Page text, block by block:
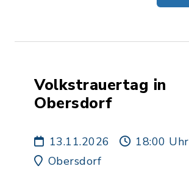
Volkstrauertag in
Obersdorf
13.11.2026
18:00 Uhr
Obersdorf